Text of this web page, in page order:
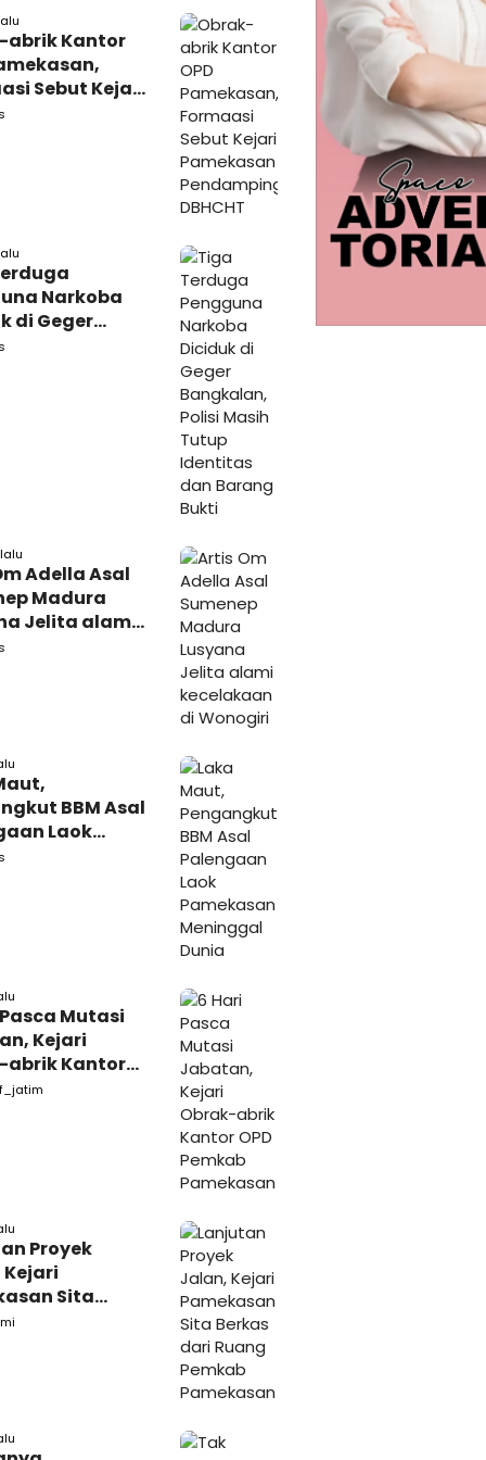
abrik Kantor
Sebut Kejari
Narkoba
di Geger
Polisi
Adella Asal
Madura
Jelita alami
di
BBM Asal
Laok
Mutasi
Kejari
abrik Kantor
Proyek
Sita
dari Ruang